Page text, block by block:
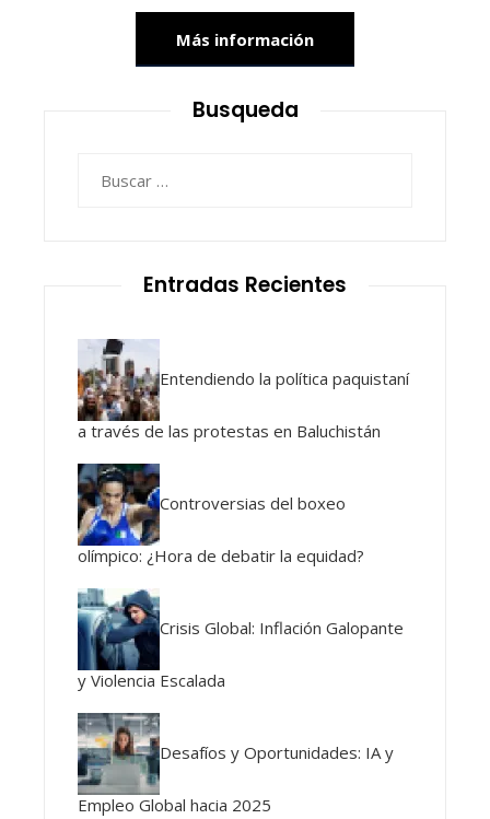
Más información
Busqueda
Entradas Recientes
Entendiendo la política paquistaní
a través de las protestas en Baluchistán
Controversias del boxeo
olímpico: ¿Hora de debatir la equidad?
Crisis Global: Inflación Galopante
y Violencia Escalada
Desafíos y Oportunidades: IA y
Empleo Global hacia 2025